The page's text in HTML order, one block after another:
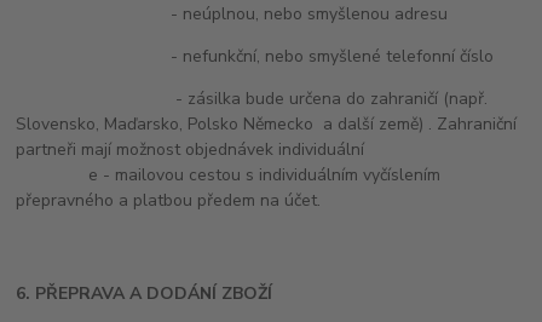
- neúplnou, nebo smyšlenou adresu
- nefunkční, nebo smyšlené telefonní číslo
- zásilka bude určena do zahraničí (např.
Slovensko, Maďarsko, Polsko Německo a další země) . Zahraniční
partneři mají možnost objednávek individuální
e - mailovou cestou s individuálním vyčíslením
přepravného a platbou předem na účet.
6. PŘEPRAVA A DODÁNÍ ZBOŽÍ